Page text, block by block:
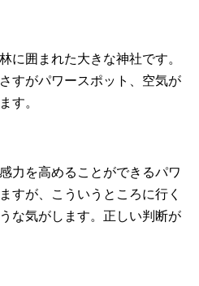
に囲まれた大きな神社です。
すがパワースポット、空気が
す。
力を高めることができるパワ
すが、こういうところに行く
な気がします。正しい判断が